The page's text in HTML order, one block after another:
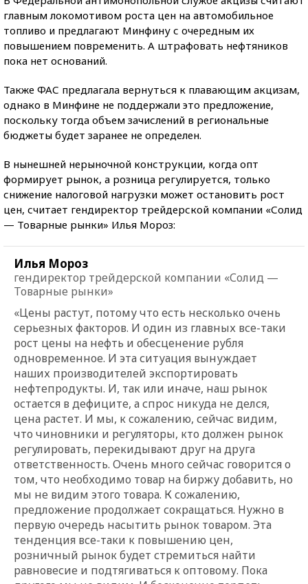
главным локомотивом роста цен на автомобильное
топливо и предлагают Минфину с очередным их
повышением повременить. А штрафовать нефтяников
пока нет оснований.
Также ФАС предлагала вернуться к плавающим акцизам,
однако в Минфине не поддержали это предложение,
поскольку тогда объем зачислений в региональные
бюджеты будет заранее не определен.
В нынешней нерыночной конструкции, когда опт
формирует рынок, а розница регулируется, только
снижение налоговой нагрузки может остановить рост
цен, считает гендиректор трейдерской компании «Солид
— Товарные рынки» Илья Мороз:
Илья Мороз
гендиректор трейдерской компании «Солид —
Товарные рынки»
«Цены растут, потому что есть несколько очень
серьезных факторов. И один из главных все-таки
рост цены на нефть и обесценение рубля
одновременное. И эта ситуация вынуждает
наших производителей экспортировать
нефтепродукты. И, так или иначе, наш рынок
остается в дефиците, а спрос никуда не делся,
цена растет. И мы, к сожалению, сейчас видим,
что чиновники и регуляторы, кто должен рынок
регулировать, перекидывают друг на друга
ответственность. Очень много сейчас говорится о
том, что необходимо товар на биржу добавить, но
мы не видим этого товара. К сожалению,
предложение продолжает сокращаться. Нужно в
первую очередь насытить рынок товаром. Эта
тенденция все-таки к повышению цен,
розничный рынок будет стремиться найти
равновесие и подтягиваться к оптовому. Пока